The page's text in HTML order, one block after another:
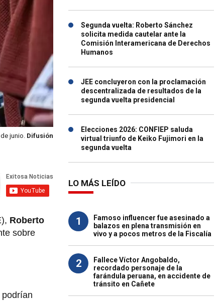
junio. Difusión
Roberto
sobre
podrían
Segunda vuelta: Roberto Sánchez
solicita medida cautelar ante la
Comisión Interamericana de Derechos
Humanos
JEE concluyeron con la proclamación
descentralizada de resultados de la
segunda vuelta presidencial
Elecciones 2026: CONFIEP saluda
virtual triunfo de Keiko Fujimori en la
segunda vuelta
LO MÁS LEÍDO
1
Famoso influencer fue asesinado a
balazos en plena transmisión en
vivo y a pocos metros de la Fiscalía
2
Fallece Víctor Angobaldo,
recordado personaje de la
farándula peruana, en accidente de
tránsito en Cañete